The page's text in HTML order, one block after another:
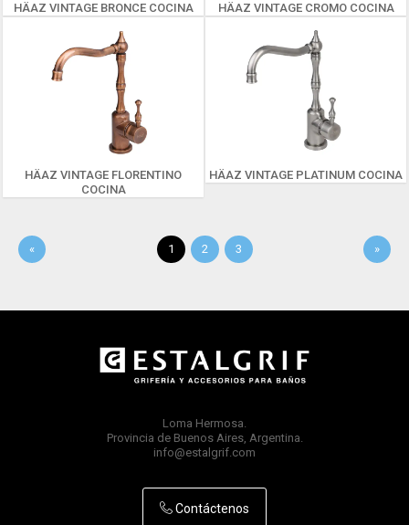
HÄAZ VINTAGE BRONCE COCINA HÄAZ VINTAGE CROMO COCINA
HÄAZ VINTAGE FLORENTINO
COCINA
HÄAZ VINTAGE PLATINUM COCINA
« 1 2 3 »
Loma Hermosa.
Provincia de Buenos Aires, Argentina.
info@estalgrif.com
Contáctenos